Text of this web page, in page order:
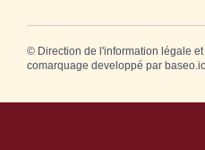
© Direction de l'information légale
comarquage developpé par